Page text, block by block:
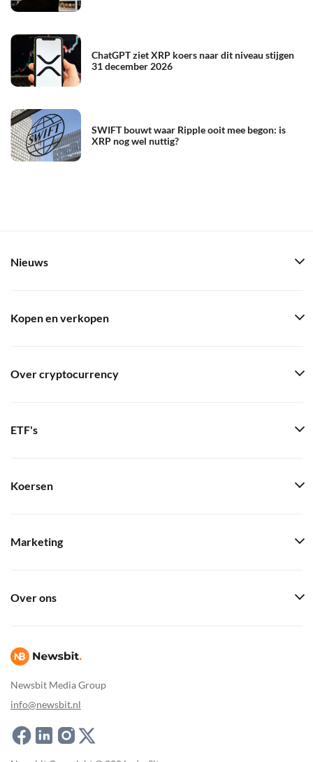
ChatGPT ziet XRP koers naar dit niveau stijgen
31 december 2026
SWIFT bouwt waar Ripple ooit mee begon: is
XRP nog wel nuttig?
Newsbit Media Group
info@newsbit.nl
Nieuws
Kopen en verkopen
Over cryptocurrency
ETF's
Koersen
Marketing
Over ons